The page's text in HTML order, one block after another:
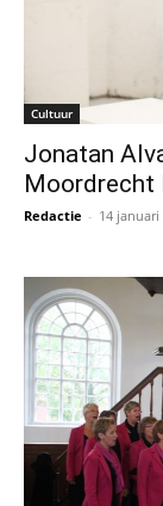
Cultuur
Jonatan
Moordrecht
Redactie - 14 januari